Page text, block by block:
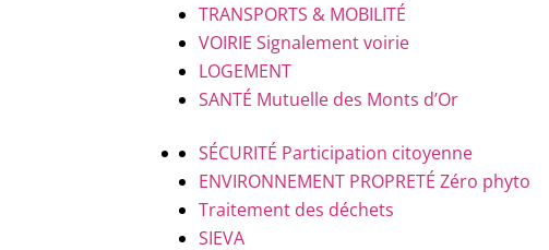
TRANSPORTS & MOBILITÉ
VOIRIE Signalement voirie
LOGEMENT
SANTÉ Mutuelle des Monts d’Or
SÉCURITÉ Participation citoyenne
ENVIRONNEMENT PROPRETÉ Zéro phyto
Traitement des déchets
SIEVA